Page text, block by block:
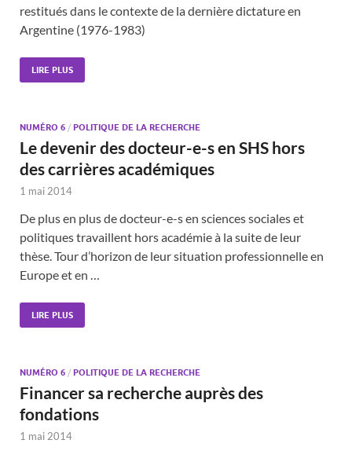
restitués dans le contexte de la dernière dictature en
Argentine (1976-1983)
LIRE PLUS
NUMÉRO 6 / POLITIQUE DE LA RECHERCHE
Le devenir des docteur-e-s en SHS hors
des carrières académiques
1 mai 2014
De plus en plus de docteur-e-s en sciences sociales et
politiques travaillent hors académie à la suite de leur
thèse. Tour d’horizon de leur situation professionnelle en
Europe et en …
LIRE PLUS
NUMÉRO 6 / POLITIQUE DE LA RECHERCHE
Financer sa recherche auprès des
fondations
1 mai 2014